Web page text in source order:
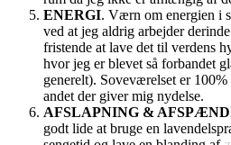
ENERGI. Værn om energien i
ved at jeg aldrig arbejder
fristende at lave det til verdens
hvor jeg er blevet så forbandet
generelt). Soveværelset er
andet der giver mig nydelse.
AFSLAPNING &
godt lide at bruge en